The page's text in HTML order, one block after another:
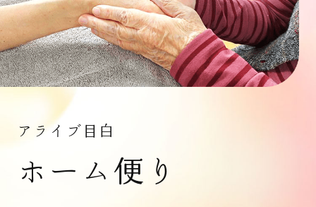
アライブ目白
ホーム便り